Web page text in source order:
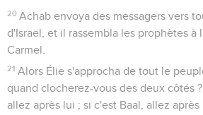
20 Achab envoya des messagers vers
d'Israël, et il rassembla les prophètes à
Carmel.
21 Alors Élie s'approcha de tout le
quand clocherez-vous des deux côtés
allez après lui ; si c'est Baal, allez